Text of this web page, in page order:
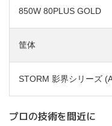
850W 80PLUS GOLD
筐体
STORM 影界シリーズ
プロの技術を間近に